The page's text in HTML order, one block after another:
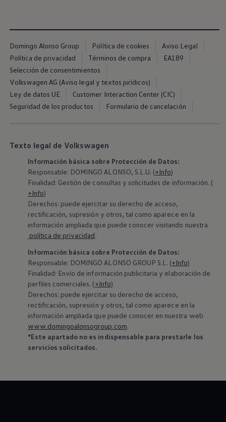
Movilidad Eléctrica
Vehículos eléctricos disponibles
Vehículos híbridos enchufables
Todo sobre ID.
Cambiando a la movilidad eléctrica
Actualización de Software ID.
Carga y autonomía
¿Cuántos kilómetros puedo recorrer?
Dónde recargar
Tecnología y desarrollo
Reutilización de las baterias
El sonido del ID.
Plan Auto+ en Canarias
Mundo Volkswagen
Volkswagen Canarias
Digital Showroom
Club Fidelización
Sala de Prensa
Patrocinios
Blog
Domingo Alonso Group Política de cookies
Aviso Legal
Política de privacidad
Términos de compra
EA189
Selección de consentimientos
Volkswagen AG (Aviso legal y textos jurídicos)
Ley de datos UE
Customer Interaction Center (CIC)
Seguridad de los productos
Formulario de cancelación
Texto legal de Volkswagen
Información básica sobre Protección de Datos:
Responsable: DOMINGO ALONSO, S.L.U. (+Info)
Finalidad: Gestión de consultas y solicitudes de información. (
+Info)
Derechos: puede ejercitar su derecho de acceso,
rectificación, supresión y otros, tal como aparece en la
información ampliada que puede conocer visitando nuestra
política de privacidad.
Información básica sobre Protección de Datos:
‍Responsable: DOMINGO ALONSO GROUP S.L. (+Info)
Finalidad: Envío de información publicitaria y elaboración de
perfiles comerciales. (+Info)
Derechos: puede ejercitar su derecho de acceso,
rectificación, supresión y otros, tal como aparece en la
información ampliada que puede conocer en nuestra web
www.domingoalonsogroup.com.
*Este apartado no es indispensable para prestarle los
servicios solicitados.